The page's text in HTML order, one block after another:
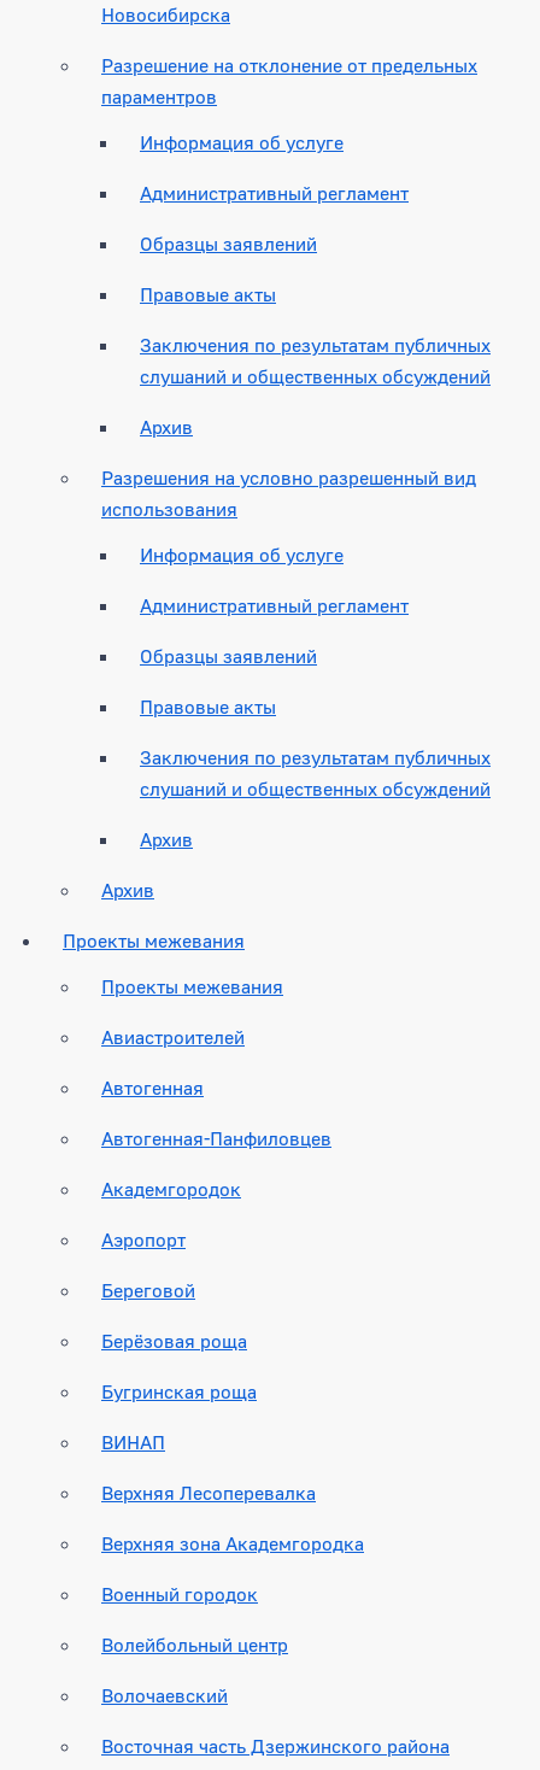
Новосибирска
Разрешение на отклонение от предельных
параментров
Информация об услуге
Административный регламент
Образцы заявлений
Правовые акты
Заключения по результатам публичных
слушаний и общественных обсуждений
Архив
Разрешения на условно разрешенный вид
использования
Информация об услуге
Административный регламент
Образцы заявлений
Правовые акты
Заключения по результатам публичных
слушаний и общественных обсуждений
Архив
Архив
Проекты межевания
Проекты межевания
Авиастроителей
Автогенная
Автогенная-Панфиловцев
Академгородок
Аэропорт
Береговой
Берёзовая роща
Бугринская роща
ВИНАП
Верхняя Лесоперевалка
Верхняя зона Академгородка
Военный городок
Волейбольный центр
Волочаевский
Восточная часть Дзержинского района